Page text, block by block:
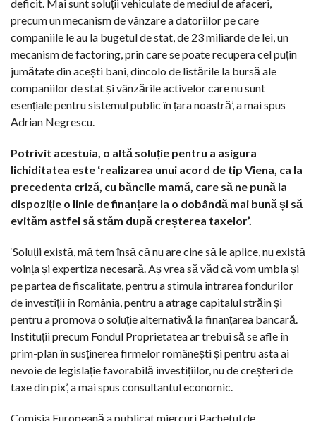
deficit. Mai sunt soluții vehiculate de mediul de afaceri,
precum un mecanism de vânzare a datoriilor pe care
companiile le au la bugetul de stat, de 23 miliarde de lei, un
mecanism de factoring, prin care se poate recupera cel puțin
jumătate din acești bani, dincolo de listările la bursă ale
companiilor de stat și vânzările activelor care nu sunt
esențiale pentru sistemul public în țara noastră’, a mai spus
Adrian Negrescu.
Potrivit acestuia, o altă soluție pentru a asigura
lichiditatea este ‘realizarea unui acord de tip Viena, ca la
precedenta criză, cu băncile mamă, care să ne pună la
dispoziție o linie de finanțare la o dobândă mai bună și să
evităm astfel să stăm după creșterea taxelor’.
‘Soluții există, mă tem însă că nu are cine să le aplice, nu există
voința și expertiza necesară. Aș vrea să văd că vom umbla și
pe partea de fiscalitate, pentru a stimula intrarea fondurilor
de investiții în România, pentru a atrage capitalul străin și
pentru a promova o soluție alternativă la finanțarea bancară.
Instituții precum Fondul Proprietatea ar trebui să se afle în
prim-plan în susținerea firmelor românești și pentru asta ai
nevoie de legislație favorabilă investițiilor, nu de creșteri de
taxe din pix’, a mai spus consultantul economic.
Comisia Europeană a publicat miercuri Pachetul de